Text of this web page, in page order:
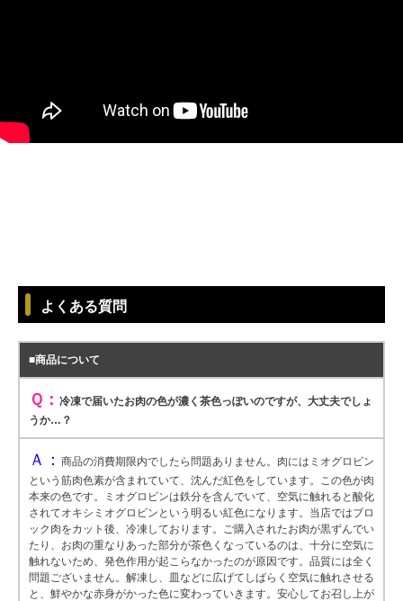
シーン別特集
お中元ギフト
お中元ハムギフ
誕生日ギフト
出産内祝い 結婚内祝い 法事・香典返し
LINEギフト ふるさと納税
よくある質問
■商品について
Ｑ： 冷凍で届いたお肉の色が濃く茶色っぽいのですが、大丈夫でしょ
うか…？
Ａ： 商品の消費期限内でしたら問題ありません。肉にはミオグロビン
という筋肉色素が含まれていて、沈んだ紅色をしています。この色が肉
本来の色です。ミオグロビンは鉄分を含んでいて、空気に触れると酸化
されてオキシミオグロビンという明るい紅色になります。当店ではブロ
ック肉をカット後、冷凍しております。ご購入されたお肉が黒ずんでい
たり、お肉の重なりあった部分が茶色くなっているのは、十分に空気に
触れないため、発色作用が起こらなかったのが原因です。品質には全く
問題ございません。解凍し、皿などに広げてしばらく空気に触れさせる
と、鮮やかな赤身がかった色に変わっていきます。安心してお召し上が